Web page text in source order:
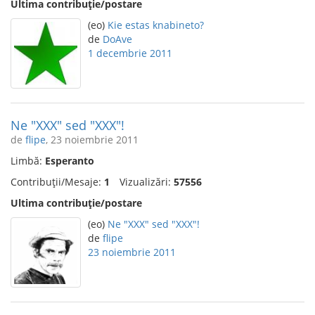
Ultima contribuție/postare
(eo) Kie estas knabineto?
de DoAve
1 decembrie 2011
Ne "XXX" sed "XXX"!
de flipe, 23 noiembrie 2011
Limbă: Esperanto
Contribuții/Mesaje: 1 Vizualizări: 57556
Ultima contribuție/postare
(eo) Ne "XXX" sed "XXX"!
de flipe
23 noiembrie 2011